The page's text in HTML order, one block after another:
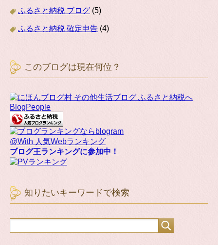
ふるさと納税 ブログ (5)
ふるさと納税 確定申告 (4)
このブログは現在何位？
BlogPeople
@With 人気Webランキング
ブログ王ランキングに参加中！
知りたいキーワードで検索